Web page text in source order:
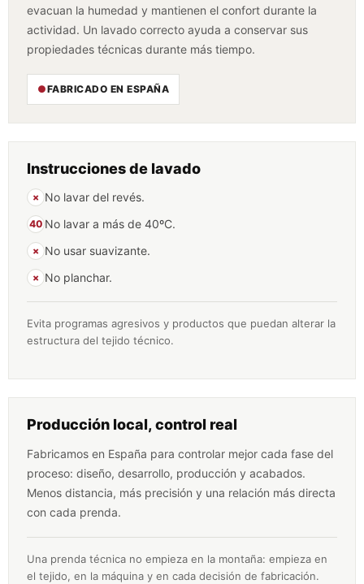
evacuan la humedad y mantienen el confort durante la
actividad. Un lavado correcto ayuda a conservar sus
propiedades técnicas durante más tiempo.
●FABRICADO EN ESPAÑA
Instrucciones de lavado
× No lavar del revés.
40 No lavar a más de 40ºC.
× No usar suavizante.
× No planchar.
Evita programas agresivos y productos que puedan alterar la
estructura del tejido técnico.
Producción local, control real
Fabricamos en España para controlar mejor cada fase del
proceso: diseño, desarrollo, producción y acabados.
Menos distancia, más precisión y una relación más directa
con cada prenda.
Una prenda técnica no empieza en la montaña: empieza en
el tejido, en la máquina y en cada decisión de fabricación.